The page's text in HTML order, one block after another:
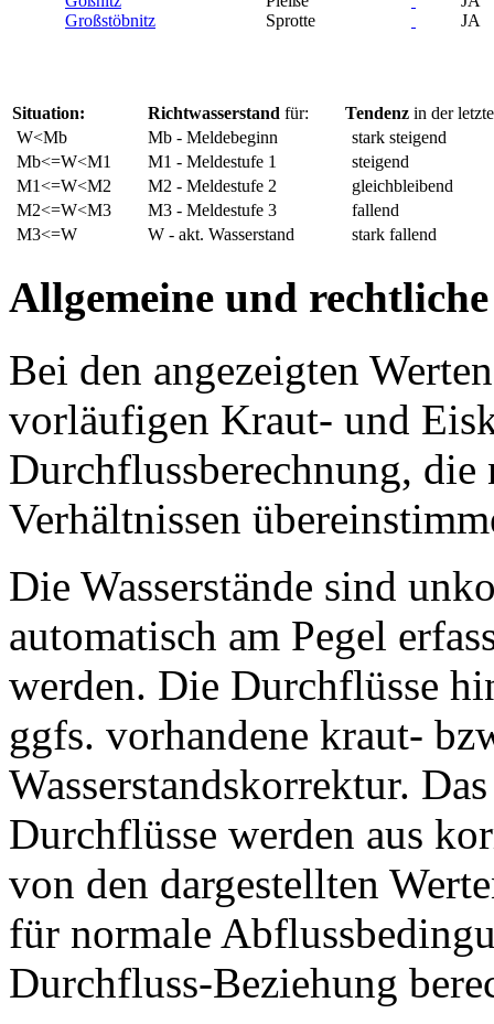
Großstöbnitz
Sprotte JA
Situation: Richtwasserstand für: Tendenz in der
W<Mb
Mb - Meldebeginn
stark steigend
Mb<=W<M1
M1 - Meldestufe 1
steigend
M1<=W<M2
M2 - Meldestufe 2
gleichbleibend
M2<=W<M3
M3 - Meldestufe 3
fallend
M3<=W
W - akt. Wasserstand stark fallend
Allgemeine und
Bei den angezeigten
vorläufigen Kraut- und
Durchflussberechnung,
Verhältnissen
Die Wasserstände sind
automatisch am Pegel
werden. Die Durchflüsse
ggfs. vorhandene kraut-
Wasserstandskorrektur.
Durchflüsse werden aus
von den dargestellten
für normale
Durchfluss-Beziehung